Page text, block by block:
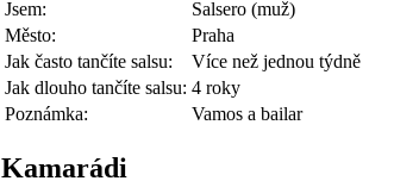
Jsem:
Salsero (muž)
Město:
Praha
Jak často tančíte salsu:
Více než jednou týdně
Jak dlouho tančíte salsu: 4 roky
Poznámka:
Vamos a bailar
Kamarádi